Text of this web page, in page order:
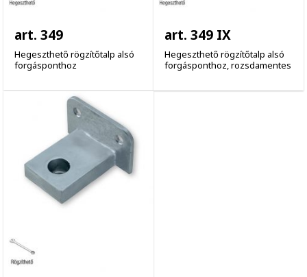
art. 349
Hegeszthető rögzítőtalp alsó
forgásponthoz
art. 349 IX
Hegeszthető rögzítőtalp alsó
forgásponthoz, rozsdamentes